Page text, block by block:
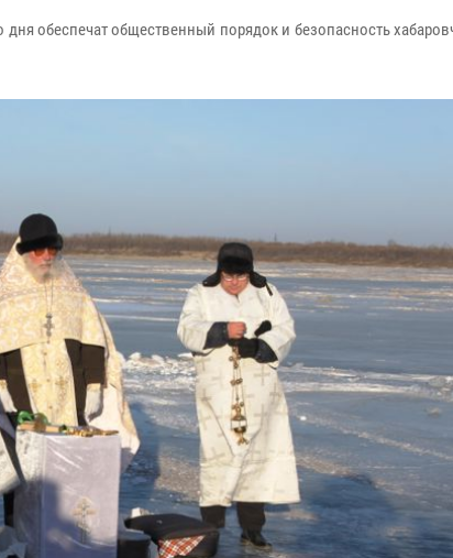
обеспечат общественный порядок и безопасность